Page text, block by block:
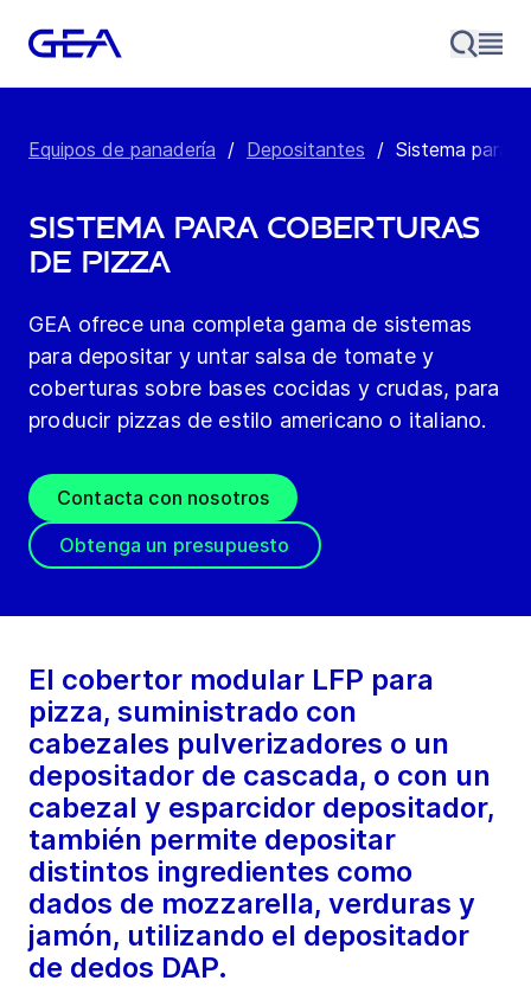
Equipos de panadería / Depositantes / Sistema para
Sistema para coberturas
de pizza
GEA ofrece una completa gama de sistemas
para depositar y untar salsa de tomate y
coberturas sobre bases cocidas y crudas, para
producir pizzas de estilo americano o italiano.
Contacta con nosotros
Obtenga un presupuesto
El cobertor modular LFP para
pizza, suministrado con
cabezales pulverizadores o un
depositador de cascada, o con un
cabezal y esparcidor depositador,
también permite depositar
distintos ingredientes como
dados de mozzarella, verduras y
jamón, utilizando el depositador
de dedos DAP.